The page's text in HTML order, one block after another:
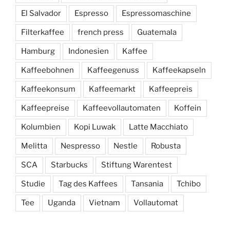
El Salvador Espresso Espressomaschine
Filterkaffee french press Guatemala
Hamburg Indonesien Kaffee
Kaffeebohnen Kaffeegenuss Kaffeekapseln
Kaffeekonsum Kaffeemarkt Kaffeepreis
Kaffeepreise Kaffeevollautomaten Koffein
Kolumbien Kopi Luwak Latte Macchiato
Melitta Nespresso Nestle Robusta
SCA Starbucks Stiftung Warentest
Studie Tag des Kaffees Tansania Tchibo
Tee Uganda Vietnam Vollautomat